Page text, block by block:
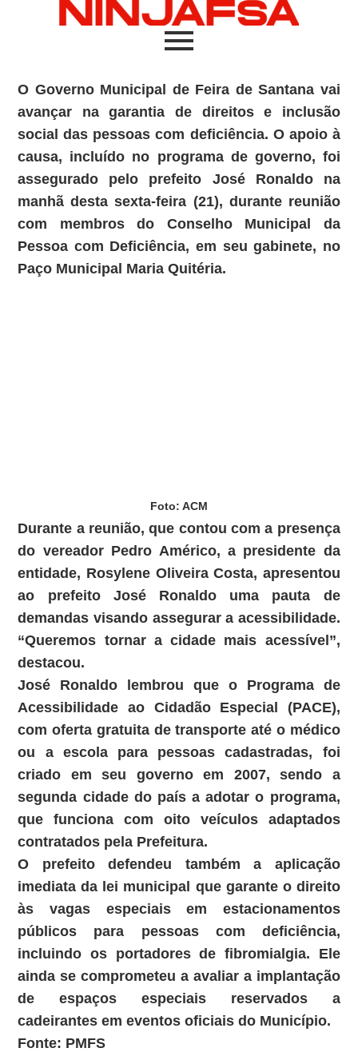
O Governo Municipal de Feira de Santana vai
avançar na garantia de direitos e inclusão
social das pessoas com deficiência. O apoio à
causa, incluído no programa de governo, foi
assegurado pelo prefeito José Ronaldo na
manhã desta sexta-feira (21), durante reunião
com membros do Conselho Municipal da
Pessoa com Deficiência, em seu gabinete, no
Paço Municipal Maria Quitéria.
Foto: ACM
Durante a reunião, que contou com a presença
do vereador Pedro Américo, a presidente da
entidade, Rosylene Oliveira Costa, apresentou
ao prefeito José Ronaldo uma pauta de
demandas visando assegurar a acessibilidade.
“Queremos tornar a cidade mais acessível”,
destacou.
José Ronaldo lembrou que o Programa de
Acessibilidade ao Cidadão Especial (PACE),
com oferta gratuita de transporte até o médico
ou a escola para pessoas cadastradas, foi
criado em seu governo em 2007, sendo a
segunda cidade do país a adotar o programa,
que funciona com oito veículos adaptados
contratados pela Prefeitura.
O prefeito defendeu também a aplicação
imediata da lei municipal que garante o direito
às vagas especiais em estacionamentos
públicos para pessoas com deficiência,
incluindo os portadores de fibromialgia. Ele
ainda se comprometeu a avaliar a implantação
de espaços especiais reservados a
cadeirantes em eventos oficiais do Município.
Fonte: PMFS